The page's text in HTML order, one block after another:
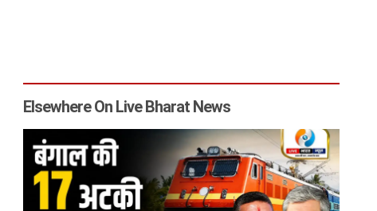
Elsewhere On Live Bharat News